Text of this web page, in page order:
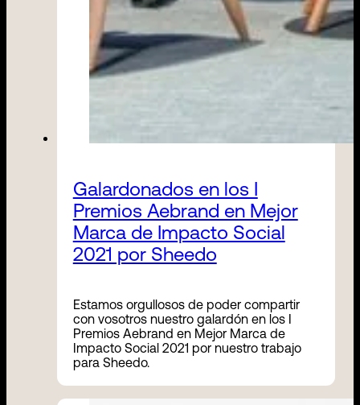
Galardonados en los I
Premios Aebrand en Mejor
Marca de Impacto Social
2021 por Sheedo
Estamos orgullosos de poder compartir
con vosotros nuestro galardón en los I
Premios Aebrand en Mejor Marca de
Impacto Social 2021 por nuestro trabajo
para Sheedo.